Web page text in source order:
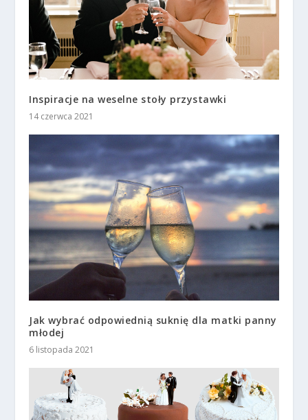
Inspiracje na weselne stoły przystawki
14 czerwca 2021
Jak wybrać odpowiednią suknię dla matki panny
młodej
6 listopada 2021